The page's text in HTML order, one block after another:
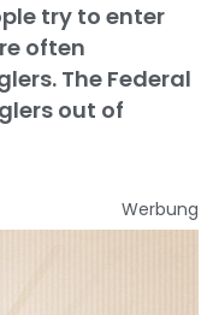
try to enter
often
The Federal
out of
Werbung